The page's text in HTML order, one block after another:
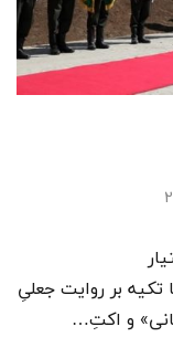
تکیه بر روایت جعلیِ
و اکتِ…